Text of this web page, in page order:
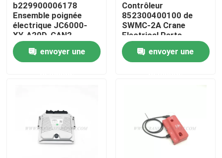
Aperçu
Produits
Contrôle de la qualité
b229900006178
Ensemble poignée
électrique JC6000-
XY-A20D-CAN2
envoyer une
Contrôleur
852300400100 de
SWMC-2A Crane
Electrical Parts
Sunward Rig
envoyer une